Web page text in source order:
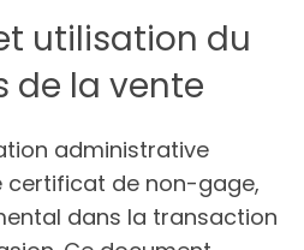
utilisation du
de la vente
administrative
certificat de non-gage,
dans la transaction